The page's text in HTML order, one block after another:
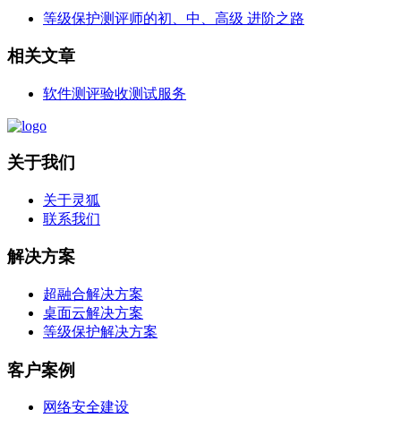
等级保护测评师的初、中、高级 进阶之路
相关文章
软件测评验收测试服务
关于我们
关于灵狐
联系我们
解决方案
超融合解决方案
桌面云解决方案
等级保护解决方案
客户案例
网络安全建设